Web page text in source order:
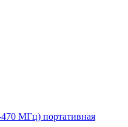
470 МГц) портативная